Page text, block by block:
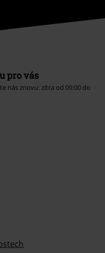
pro vás
nás znovu: zítra od 09:00 do